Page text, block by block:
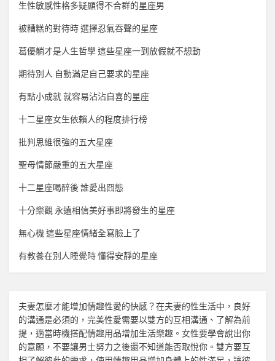
生性敏感性格多疑顯得不合群的星座男
被糟糕的對待時 選擇忍氣吞聲的星座
葛優躺才是人生哲學 這些星座一到放假就不想動
期待別人 自動滿足自己要求的星座
有點小成就 就容易沾沾自喜的星座
十二星座女生依賴人的程度排行榜
批判思維很強的五大星座
聖母情節嚴重的五大星座
十二星座喝醉後 誰愛出囧態
十分樂觀 永遠相信美好事即將發生的星座
無心機 這些星座情緒全寫臉上了
有教養在別人睡覺時 懂得安靜的星座
夫妻怎麼才能增加情趣性愛的快感？在夫妻的性生活中，良好
的溝通是必須的，完美性愛需要以雙方的互相溝通、了解為前
提，適當時機搭配情趣用品增加生活樂趣。女性要學會說出你
的意願，不要讓男士努力之後還不知道能否取悅你。雙方要互